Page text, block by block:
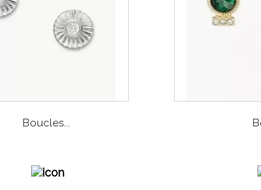
Boucles...